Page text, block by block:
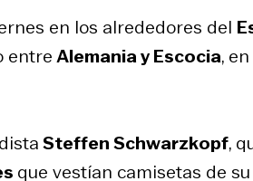
en los alrededores del
entreAlemania y Escocia,
Steffen Schwarzkopf,
que vestían camisetas de